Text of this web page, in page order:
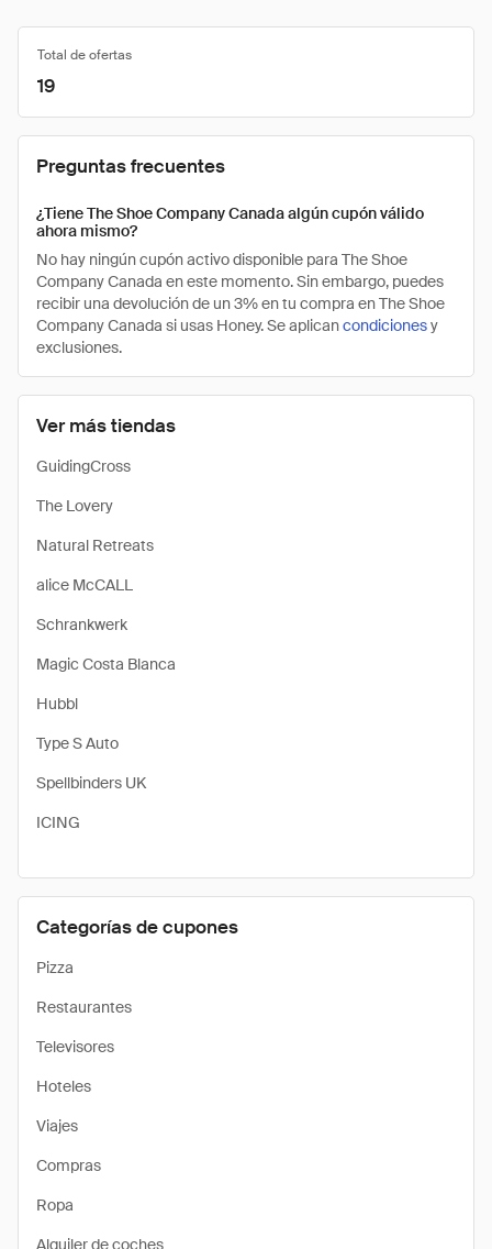
Ver más tiendas
GuidingCross
The Lovery
Natural Retreats
alice McCALL
Schrankwerk
Magic Costa Blanca
Hubbl
Type S Auto
Spellbinders UK
ICING
Categorías de cupones
Pizza
Restaurantes
Televisores
Hoteles
Viajes
Compras
Ropa
Alquiler de coches
Total de ofertas
19
Preguntas frecuentes
¿Tiene The Shoe Company Canada algún cupón válido
ahora mismo?
No hay ningún cupón activo disponible para The Shoe
Company Canada en este momento. Sin embargo, puedes
recibir una devolución de un 3% en tu compra en The Shoe
Company Canada si usas Honey. Se aplicancondicionesy
exclusiones.